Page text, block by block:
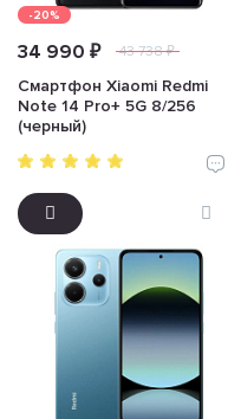
-20%
34 990 ₽ 43 738 ₽
Смартфон Xiaomi Redmi
Note 14 Pro+ 5G 8/256
(черный)